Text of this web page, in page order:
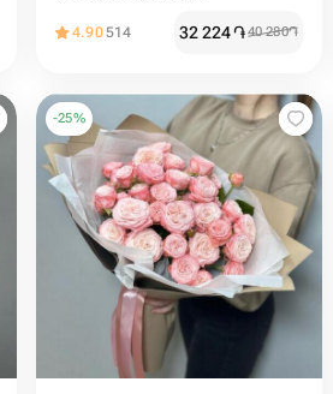
4.90514 32 224֏40 280֏
-25%